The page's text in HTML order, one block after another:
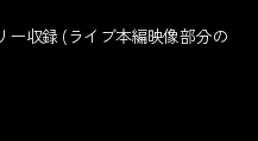
ー収録 (ライブ本編映像部分の